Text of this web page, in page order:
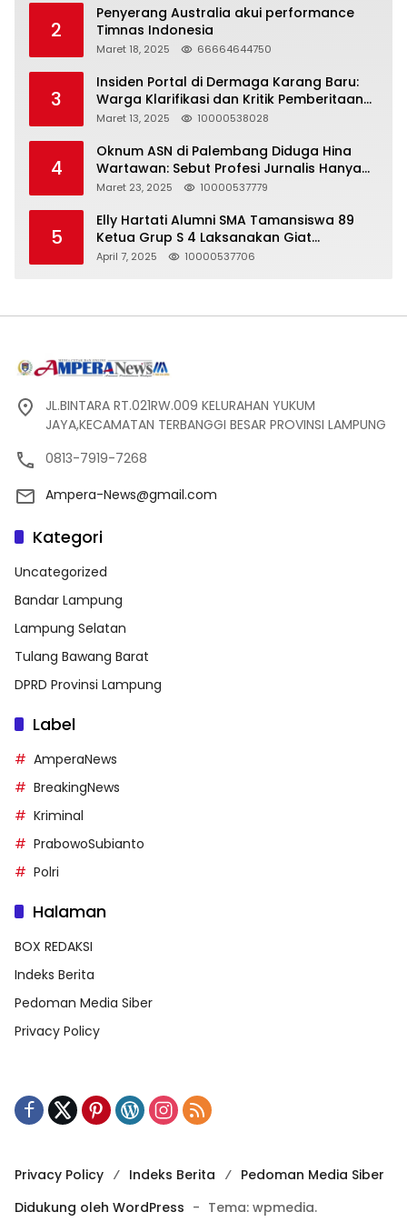
2
Penyerang Australia akui performance
Timnas Indonesia
Maret 18, 2025 66664644750
3
Insiden Portal di Dermaga Karang Baru:
Warga Klarifikasi dan Kritik Pemberitaan
yang Tidak Akurat
Maret 13, 2025 10000538028
4
Oknum ASN di Palembang Diduga Hina
Wartawan: Sebut Profesi Jurnalis Hanya
Seharga 2 Liter Bensin, Berujung Dugaan
Maret 23, 2025 10000537779
5
Elly Hartati Alumni SMA Tamansiswa 89
Ketua Grup S 4 Laksanakan Giat
Silaturahmi
April 7, 2025 10000537706
JL.BINTARA RT.021RW.009 KELURAHAN YUKUM
JAYA,KECAMATAN TERBANGGI BESAR PROVINSI LAMPUNG
0813-7919-7268
Ampera-News@gmail.com
Kategori
Uncategorized
Bandar Lampung
Lampung Selatan
Tulang Bawang Barat
DPRD Provinsi Lampung
Label
AmperaNews
BreakingNews
Kriminal
PrabowoSubianto
Polri
Halaman
BOX REDAKSI
Indeks Berita
Pedoman Media Siber
Privacy Policy
Privacy Policy Indeks Berita
Pedoman Media Siber
Didukung oleh WordPress - Tema: wpmedia.